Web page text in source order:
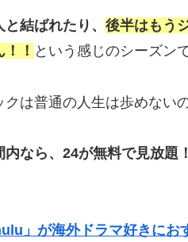
結ばれたり、 後半はもう
！ という感じのシーズン
クは普通の人生は歩めない
内なら、24が無料で見放
」が海外ドラマ好きにお